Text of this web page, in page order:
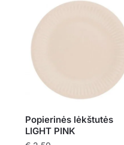
Popierinės lėkštutės
LIGHT PINK